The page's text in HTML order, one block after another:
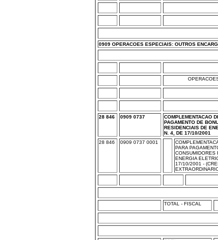
0909 OPERACOES ESPECIAIS: OUTROS
28 846 0909 0737
COMPLEMENTACAO
PAGAMENTO DE
RESIDENCIAIS DE
N. 4, DE 17/10/2001
28 846
0909 0737 0001
PARA
CONSUMIDORES
ENERGIA
17/10/2001 -
TOTAL - FISCAL